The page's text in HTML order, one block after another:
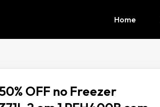
Home
OFF no Freezer